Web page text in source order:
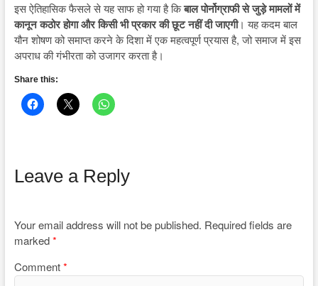
इस ऐतिहासिक फैसले से यह साफ हो गया है किबाल पोर्नोग्राफी से जुड़े मामलों में
कानून कठोर होगा और किसी भी प्रकार की छूट नहीं दी जाएगी। यह कदम बाल
यौन शोषण को समाप्त करने के दिशा में एक महत्वपूर्ण प्रयास है, जो समाज में इस
अपराध की गंभीरता को उजागर करता है।
Share this:
Leave a Reply
Your email address will not be published. Required fields are
marked*
Comment*